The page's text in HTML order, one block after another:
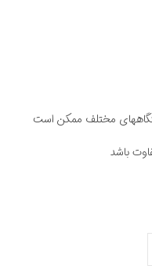
مختلف ممکن است